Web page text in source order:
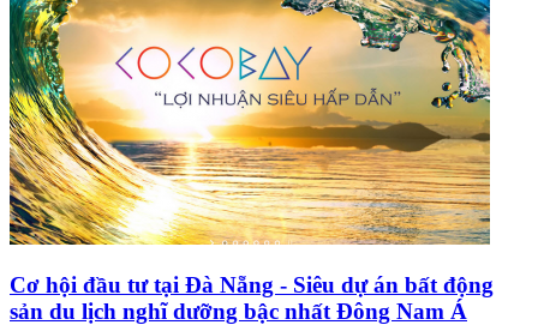
Cơ hội đầu tư tại Đà Nẵng - Siêu dự án bất động
sản du lịch nghĩ dưỡng bậc nhất Đông Nam Á